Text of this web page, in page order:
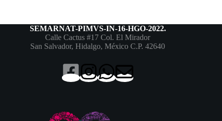
SEMARNAT-PIMVS-IN-16-HGO-2022.
Calle Cactus #17 Col. El Mirador
San Salvador, Hidalgo, México C.P. 42640